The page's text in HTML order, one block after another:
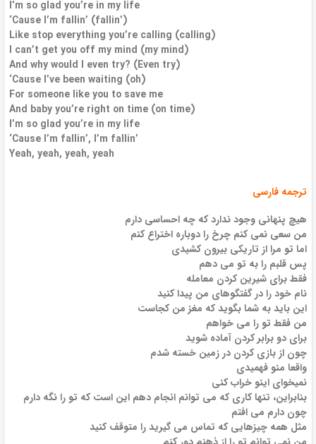
I’m so glad you’re in my life
‘Cause I’m fallin’ (fallin’)
Like stop everything you’re calling (calling)
I can’t get you off my mind (my mind)
And why would I even try? (Even try)
‘Cause I’ve been waiting (oh)
For someone like you to save me
And baby you’re right on time (on time)
I’m so glad you’re in my life
‘Cause I’m fallin’, I’m fallin’
Yeah, yeah, yeah, yeah
ترجمه فارسی
هیچ پنهانی وجود ندارد که چه احساسی دارم
من سعی نمی کنم چرخ را دوباره اختراع کنم
اما تو مرا از تاریکی بیرون کشیدی
پس قلبم را به تو می دهم
فقط برای شیرین کردن معامله
نام خود را در گفتگوهای من پیدا کنید
این باید به شما بگوید که مغز من کجاست
من فقط تو را می خواهم
برای دو برابر کردن آماده شوید
چون از بازی کردن در زمین خسته شدم
واقعا منو فهمیدی
نمیخوای اینو خراب کنی
بنابراین، تنها کاری که می توانم انجام دهم این است که تو را نگه دارم
چون دارم می افتم
مثل همه چیزهایی که تماس می گیرید را متوقف کنید